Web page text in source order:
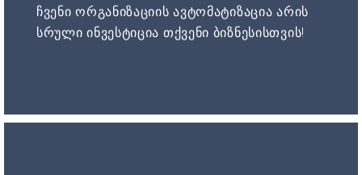
ჩვენი ორგანიზაციის ავტომატიზაცია არის
სრული ინვესტიცია თქვენი ბიზნესისთვის!